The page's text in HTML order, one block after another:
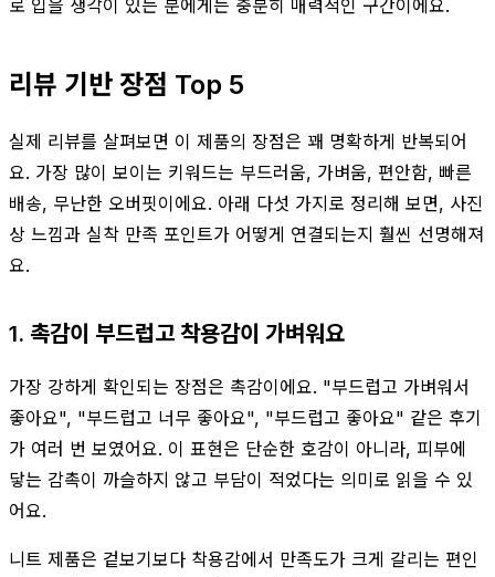
로 입을 생각이 있는 분에게는 충분히 매력적인 구간이에요.
리뷰 기반 장점 Top 5
실제 리뷰를 살펴보면 이 제품의 장점은 꽤 명확하게 반복되어
요. 가장 많이 보이는 키워드는 부드러움, 가벼움, 편안함, 빠른
배송, 무난한 오버핏이에요. 아래 다섯 가지로 정리해 보면, 사진
상 느낌과 실착 만족 포인트가 어떻게 연결되는지 훨씬 선명해져
요.
1. 촉감이 부드럽고 착용감이 가벼워요
가장 강하게 확인되는 장점은 촉감이에요. "부드럽고 가벼워서
좋아요", "부드럽고 너무 좋아요", "부드럽고 좋아요" 같은 후기
가 여러 번 보였어요. 이 표현은 단순한 호감이 아니라, 피부에
닿는 감촉이 까슬하지 않고 부담이 적었다는 의미로 읽을 수 있
어요.
니트 제품은 겉보기보다 착용감에서 만족도가 크게 갈리는 편인